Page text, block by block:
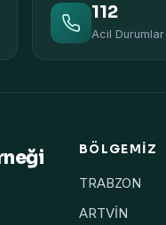
112
Acil Durumlar
BÖLGEMIZ
TRABZON
ARTVİN